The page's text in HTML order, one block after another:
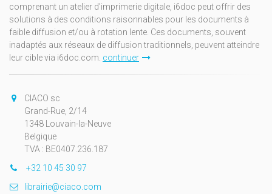
comprenant un atelier d'imprimerie digitale, i6doc peut offrir des
solutions à des conditions raisonnables pour les documents à
faible diffusion et/ou à rotation lente. Ces documents, souvent
inadaptés aux réseaux de diffusion traditionnels, peuvent atteindre
leur cible via i6doc.com. continuer
CIACO sc
Grand-Rue, 2/14
1348 Louvain-la-Neuve
Belgique
TVA : BE0407.236.187
+32 10 45 30 97
librairie@ciaco.com